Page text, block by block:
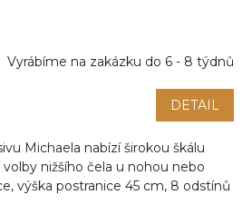
Vyrábíme na zakázku do 6 - 8 týdnů
DETAIL
Michaela nabízí širokou škálu
nižšího čela u nohou nebo
výška postranice 45 cm, 8 odstínů